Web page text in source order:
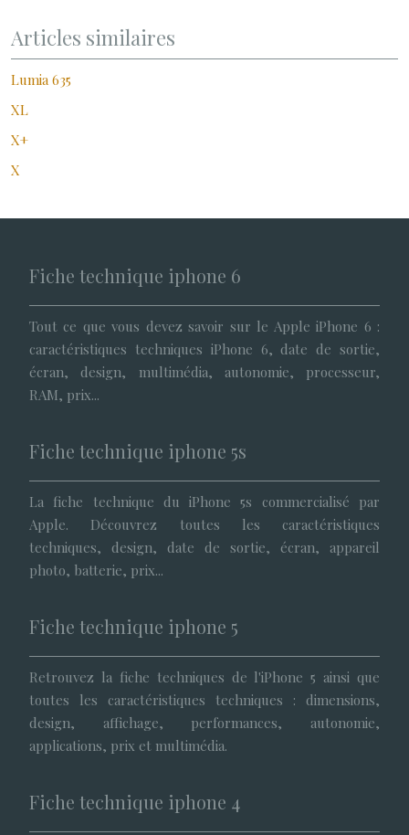
Articles similaires
Lumia 635
XL
X+
X
Fiche technique iphone 6
Tout ce que vous devez savoir sur le Apple iPhone 6 :
caractéristiques techniques iPhone 6, date de sortie,
écran, design, multimédia, autonomie, processeur,
RAM, prix...
Fiche technique iphone 5s
La fiche technique du iPhone 5s commercialisé par
Apple. Découvrez toutes les caractéristiques
techniques, design, date de sortie, écran, appareil
photo, batterie, prix...
Fiche technique iphone 5
Retrouvez la fiche techniques de l'iPhone 5 ainsi que
toutes les caractéristiques techniques : dimensions,
design, affichage, performances, autonomie,
applications, prix et multimédia.
Fiche technique iphone 4